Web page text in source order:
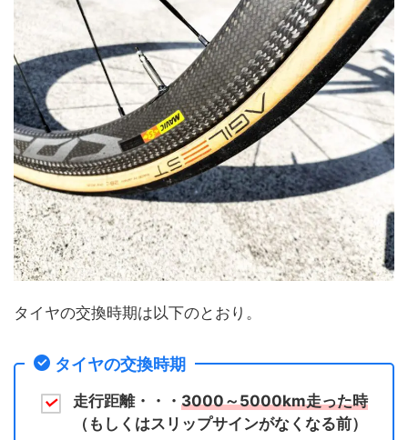
タイヤの交換時期は以下のとおり。
タイヤの交換時期
走行距離・・・ 3000～5000km走った時
（もしくはスリップサインがなくなる前）